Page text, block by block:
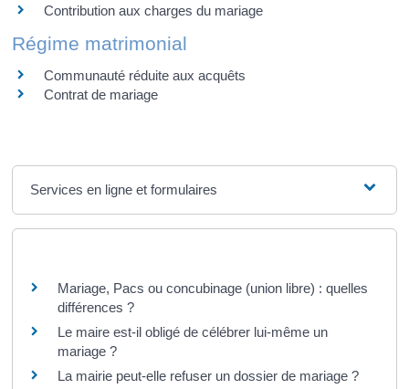
Contribution aux charges du mariage
Régime matrimonial
Communauté réduite aux acquêts
Contrat de mariage
Services en ligne et formulaires
Mariage, Pacs ou concubinage (union libre) : quelles
différences ?
Le maire est-il obligé de célébrer lui-même un
mariage ?
La mairie peut-elle refuser un dossier de mariage ?